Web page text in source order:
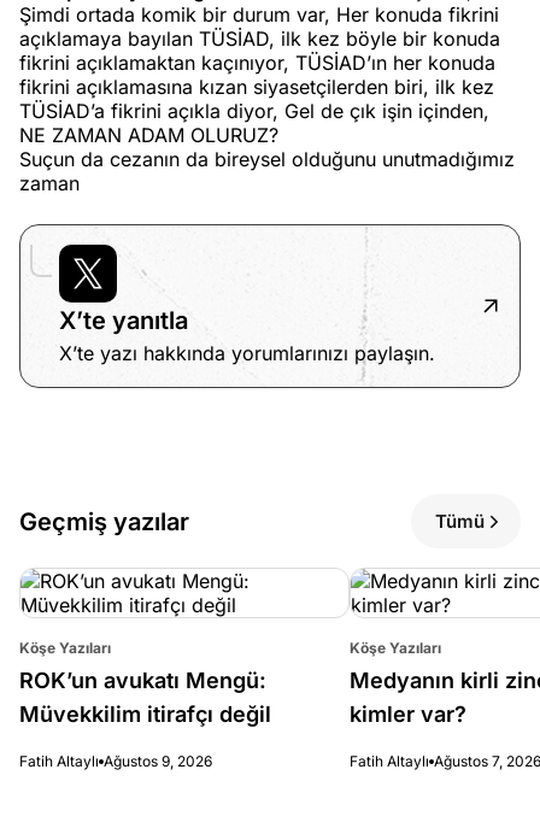
Şimdi ortada komik bir durum var, Her konuda fikrini
açıklamaya bayılan TÜSİAD, ilk kez böyle bir konuda
fikrini açıklamaktan kaçınıyor, TÜSİAD’ın her konuda
fikrini açıklamasına kızan siyasetçilerden biri, ilk kez
TÜSİAD’a fikrini açıkla diyor, Gel de çık işin içinden,
NE ZAMAN ADAM OLURUZ?
Suçun da cezanın da bireysel olduğunu unutmadığımız
zaman
X’te yanıtla
X’te yazı hakkında yorumlarınızı paylaşın.
Geçmiş yazılar Tümü
Köşe Yazıları
ROK’un avukatı Mengü:
Müvekkilim itirafçı değil
Fatih Altaylı Ağustos 9, 2026
Köşe Yazıları
Medyanın kirli
kimler var?
Fatih Altaylı Ağustos 7, 2026